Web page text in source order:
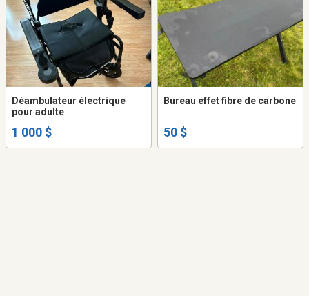
Déambulateur électrique
pour adulte
1 000 $
Bureau effet fibre de carbone
50 $